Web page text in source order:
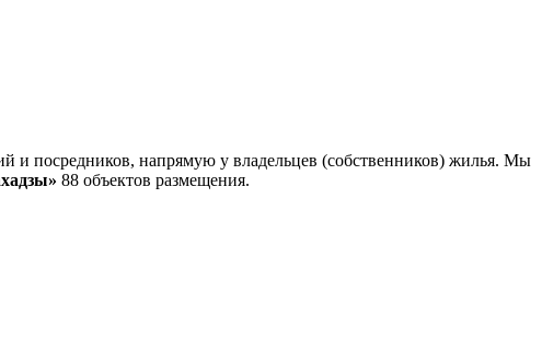
и посредников, напрямую у владельцев (собственников) жилья. Мы
88 объектов размещения.